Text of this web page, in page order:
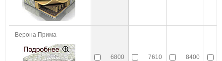
Верона Прима
6800 7610 8400